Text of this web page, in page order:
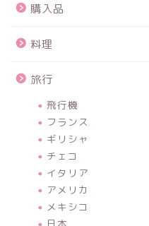
購入品
料理
旅行
飛行機
フランス
ギリシャ
チェコ
イタリア
アメリカ
メキシコ